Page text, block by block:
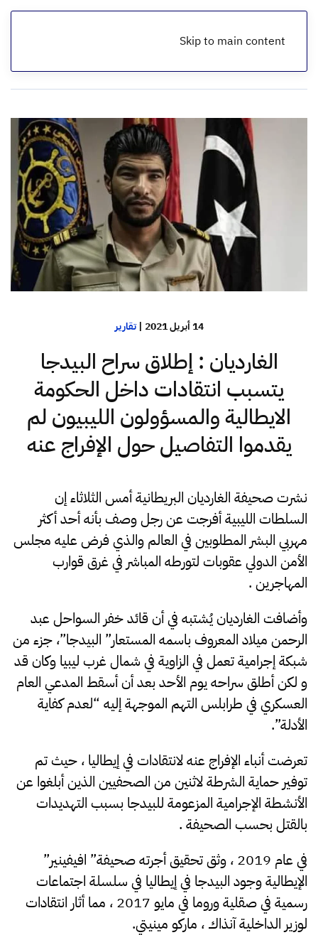
Skip to main content
الرئيسية
14 أبريل 2021 |تقارير
الغارديان : إطلاق سراح البيدجا
يتسبب انتقادات داخل الحكومة
الايطالية والمسؤولون الليبيون لم
يقدموا التفاصيل حول الإفراج عنه
نشرت صحيفة الغارديان البريطانية أمس الثلاثاء إن
السلطات الليبية أفرجت عن رجل وصف بأنه أحد أكثر
مهربي البشر المطلوبين في العالم والذي فرض عليه مجلس
الأمن الدولي عقوبات لتورطه المباشر في غرق قوارب
المهاجرين .
وأضافت الغارديان يُشتبه في أن قائد خفر السواحل عبد
الرحمن ميلاد المعروف باسمه المستعار” البيدجا”، جزء من
شبكة إجرامية تعمل في الزاوية في شمال غرب ليبيا وكان قد
و لكن أطلق سراحه يوم الأحد بعد أن أسقط المدعي العام
العسكري في طرابلس التهم الموجهة إليه “لعدم كفاية
الأدلة”.
تعرضت أنباء الإفراج عنه لانتقادات في إيطاليا ، حيث تم
توفير حماية الشرطة لاثنين من الصحفيين الذين أبلغوا عن
الأنشطة الإجرامية المزعومة للبيدجا بسبب التهديدات
بالقتل بحسب الصحيفة .
في عام 2019 ، وثق تحقيق أجرته صحيفة” افيفينير”
الإيطالية وجود البيدجا في إيطاليا في سلسلة اجتماعات
رسمية في صقلية وروما في مايو 2017 ، مما أثار انتقادات
لوزير الداخلية آنذاك ، ماركو مينيتي.